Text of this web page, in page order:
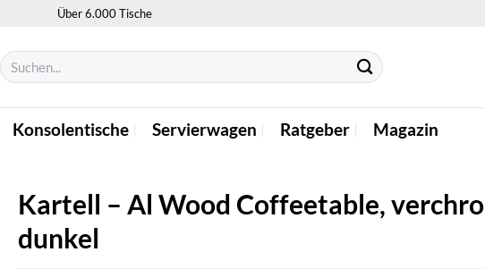
Über 6.000 Tische
Suchen
nach:
Konsolentische Servierwagen Ratgeber Magazin
Kartell – Al Wood Coffeetable,
dunkel